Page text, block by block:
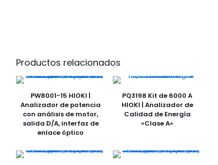
Productos relacionados
PW8001-15 HIOKI |
Analizador de potencia
con análisis de motor,
salida D/A, interfaz de
enlace óptico
PQ3198 Kit de 6000 A
HIOKI | Analizador de
Calidad de Energía
«Clase A»